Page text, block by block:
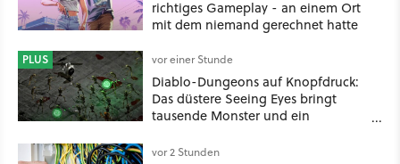
richtiges Gameplay - an einem Ort
mit dem niemand gerechnet hatte
PLUS vor einer Stunde
Diablo-Dungeons auf Knopfdruck:
Das düstere Seeing Eyes bringt
tausende Monster und ein
Spieler feuern
vor 2 Stunden